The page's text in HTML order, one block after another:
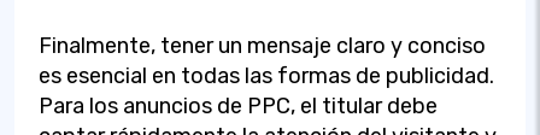
Finalmente, tener un mensaje claro y conciso
es esencial en todas las formas de publicidad.
Para los anuncios de PPC, el titular debe